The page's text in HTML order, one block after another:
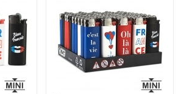
bougies ainsi que les lampes
la petite maroquinerie.